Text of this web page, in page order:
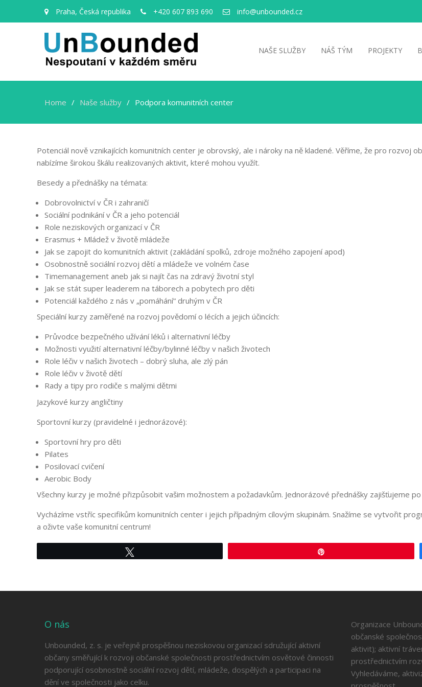
Praha, Česká republika +420 607 893 690 info@unbounded.cz
NAŠE SLUŽBY NÁŠ TÝM PROJEKTY
Home Naše služby Podpora komunitních center
Potenciál nově vznikajících komunitních center je obrovský, ale i nároky na ně kladené. Věříme, že pro rozvoj
nabízíme širokou škálu realizovaných aktivit, které mohou využít.
Besedy a přednášky na témata:
Dobrovolnictví v ČR i zahraničí
Sociální podnikání v ČR a jeho potenciál
Role neziskových organizací v ČR
Erasmus + Mládež v životě mládeže
Jak se zapojit do komunitních aktivit (zakládání spolků, zdroje možného zapojení apod)
Osobnostně sociální rozvoj dětí a mládeže ve volném čase
Timemanagement aneb jak si najít čas na zdravý životní styl
Jak se stát super leaderem na táborech a pobytech pro děti
Potenciál každého z nás v „pomáhání“ druhým v ČR
Speciální kurzy zaměřené na rozvoj povědomí o lécích a jejich účincích:
Průvodce bezpečného užívání léků i alternativní léčby
Možnosti využití alternativní léčby/bylinné léčby v našich životech
Role léčiv v našich životech – dobrý sluha, ale zlý pán
Role léčiv v životě dětí
Rady a tipy pro rodiče s malými dětmi
Jazykové kurzy angličtiny
Sportovní kurzy (pravidelné i jednorázové):
Sportovní hry pro děti
Pilates
Posilovací cvičení
Aerobic Body
Všechny kurzy je možné přizpůsobit vašim možnostem a požadavkům. Jednorázové přednášky zajišťujeme
Vycházíme vstříc specifikům komunitních center i jejich případným cílovým skupinám. Snažíme se vytvořit
a oživte vaše komunitní centrum!
O nás
Unbounded, z. s. je veřejně prospěšnou neziskovou organizací sdružující aktivní
občany směřující k rozvoji občanské společnosti prostřednictvím osvětové činnosti
podporující osobnostně sociální rozvoj dětí, mládeže, dospělých a participaci na
dění ve společnosti jako celku.
Organizace
občanské
aktivit); aktivní
prostřednictvím
Vyhledáváme,